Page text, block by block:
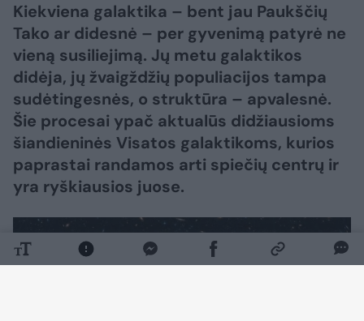
Kiekviena galaktika – bent jau Paukščių
Tako ar didesnė – per gyvenimą patyrė ne
vieną susiliejimą. Jų metu galaktikos
didėja, jų žvaigždžių populiacijos tampa
sudėtingesnės, o struktūra – apvalesnė.
Šie procesai ypač aktualūs didžiausioms
šiandieninės Visatos galaktikoms, kurios
paprastai randamos arti spiečių centrų ir
yra ryškiausios juose.